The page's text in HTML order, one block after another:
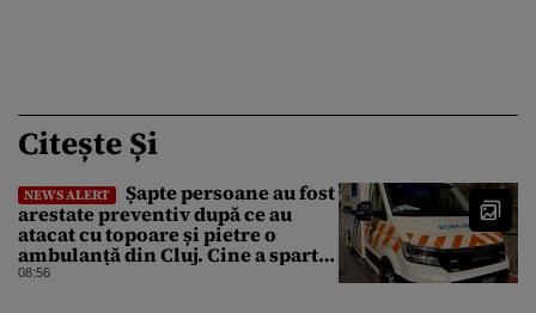
Citește Și
NEWS ALERT
Șapte persoane au fost
arestate preventiv după ce au
atacat cu topoare și pietre o
ambulanță din Cluj. Cine a spart
parbrizul și l-a rănit pe șofer
08:56